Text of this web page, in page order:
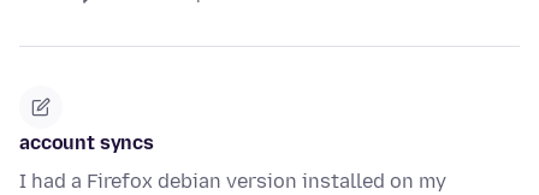
account syncs
I had a Firefox debian version installed on my